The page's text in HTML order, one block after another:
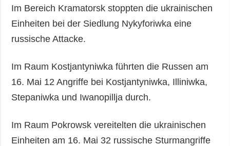
Im Bereich Kramatorsk stoppten die ukrainischen
Einheiten bei der Siedlung Nykyforiwka eine
russische Attacke.
Im Raum Kostjantyniwka führten die Russen am
16. Mai 12 Angriffe bei Kostjantyniwka, Illiniwka,
Stepaniwka und Iwanopillja durch.
Im Raum Pokrowsk vereitelten die ukrainischen
Einheiten am 16. Mai 32 russische Sturmangriffe